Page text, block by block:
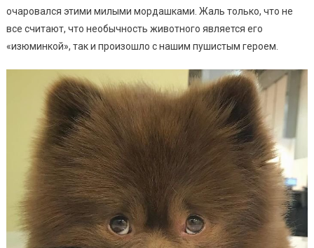
очаровался этими милыми мордашками. Жаль только, что не
все считают, что необычность животного является его
«изюминкой», так и произошло с нашим пушистым героем.